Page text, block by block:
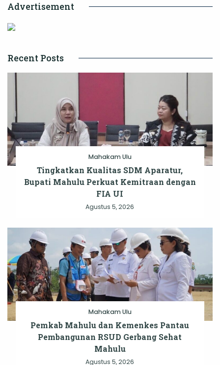
Advertisement
Recent Posts
Mahakam Ulu
Tingkatkan Kualitas SDM Aparatur,
Bupati Mahulu Perkuat Kemitraan dengan
FIA UI
Agustus 5, 2026
Mahakam Ulu
Pemkab Mahulu dan Kemenkes Pantau
Pembangunan RSUD Gerbang Sehat
Mahulu
Agustus 5, 2026